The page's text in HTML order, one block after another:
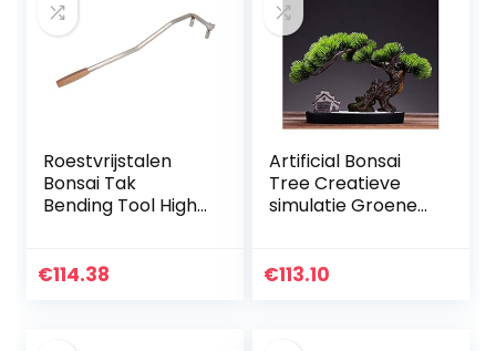
Roestvrijstalen
Bonsai Tak
Bending Tool High
Bender met
€114.38
Artificial Bonsai
Tree Creatieve
simulatie Groene
Plum Blossom
€113.10